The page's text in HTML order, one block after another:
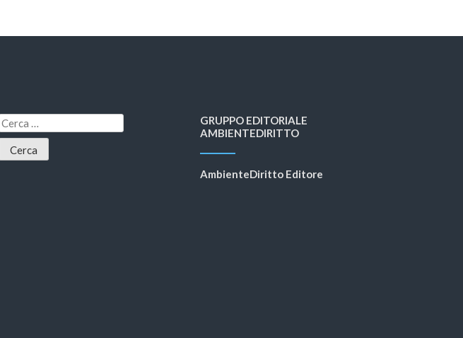
GRUPPO EDITORIALE
AMBIENTEDIRITTO
AmbienteDiritto Editore